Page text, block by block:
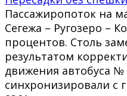
Пассажиропоток на
Сегежа – Ругозеро –
процентов. Столь
результатом
движения автобуса №
синхронизировали с